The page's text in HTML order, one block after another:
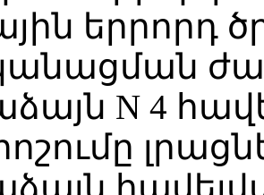
երրորդ
N 4